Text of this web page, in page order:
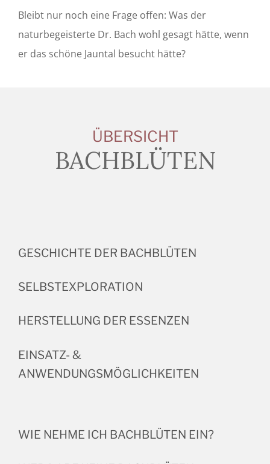
Bleibt nur noch eine Frage offen: Was der
naturbegeisterte Dr. Bach wohl gesagt hätte, wenn
er das schöne Jauntal besucht hätte?
ÜBERSICHT
BACHBLÜTEN
GESCHICHTE DER BACHBLÜTEN
SELBSTEXPLORATION
HERSTELLUNG DER ESSENZEN
EINSATZ- &
ANWENDUNGSMÖGLICHKEITEN
WIE NEHME ICH BACHBLÜTEN EIN?